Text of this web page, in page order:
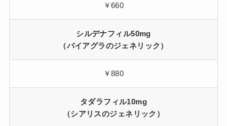
￥660
シルデナフィル50mg
（バイアグラのジェネリック）
￥880
タダラフィル10mg
（シアリスのジェネリック）